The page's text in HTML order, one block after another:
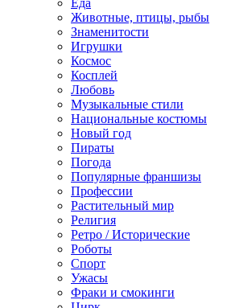
Еда
Животные, птицы, рыбы
Знаменитости
Игрушки
Космос
Косплей
Любовь
Музыкальные стили
Национальные костюмы
Новый год
Пираты
Погода
Популярные франшизы
Профессии
Растительный мир
Религия
Ретро / Исторические
Роботы
Спорт
Ужасы
Фраки и смокинги